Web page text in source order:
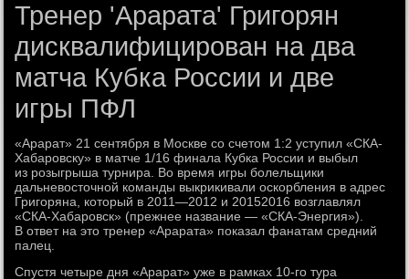
Тренер 'Арарата' Григорян
дисквалифицирован на два
матча Кубка России и две
игры ПФЛ
«Арарат» 21 сентября в Москве со счетом 1:2 уступил «СКА-
Хабаровску» в матче 1/16 финала Кубка России и выбыл
из розыгрыша турнира. Во время игры болельщики
дальневосточной команды выкрикивали оскорбления в адрес
Григоряна, который в 2011—2012 и 20152016 возглавлял
«СКА-Хабаровск» (прежнее название — «СКА-Энергия»).
В ответ на это тренер «Арарата» показал фанатам средний
палец.
Спустя четыре дня «Арарат» уже в рамках 10-го тура